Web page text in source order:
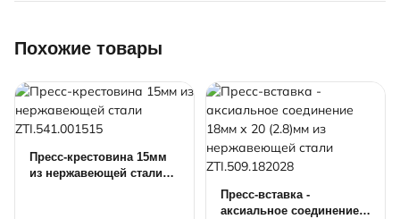
Похожие товары
Пресс-крестовина 15мм
из нержавеющей стали
Пресс-вставка -
аксиальное соединение